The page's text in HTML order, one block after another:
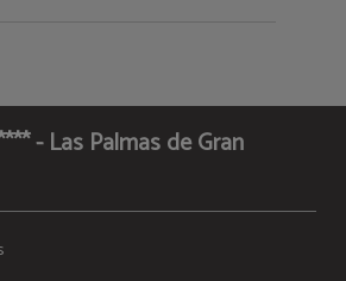
- Las Palmas de Gran